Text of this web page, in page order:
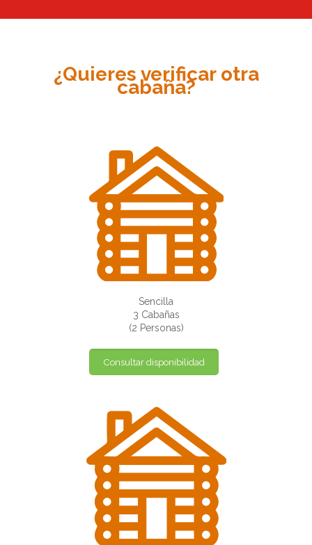
¿Quieres verificar otra
cabaña?
Sencilla
3 Cabañas
(2 Personas)
Consultar disponibilidad